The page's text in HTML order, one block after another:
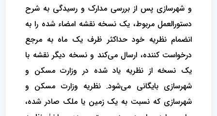
و شهرسازی پس از بررسی مدارک و رسیدگی به شرح
دستورالعمل مربوط، یک نسخه نقشه امضاء شده را به
انضمام نظریه خود حداکثر ظرف یک ماه به مرجع
درخواست کننده، ارسال می‌کند و نسخه دیگر نقشه با
یک نسخه از نظریه یاد شده در وزارت مسکن و
شهرسازی بایگانی می‌شود. نظریه وزارت مسکن و
شهرسازی که نسبت به یک زمین یا ملک صادر شده،